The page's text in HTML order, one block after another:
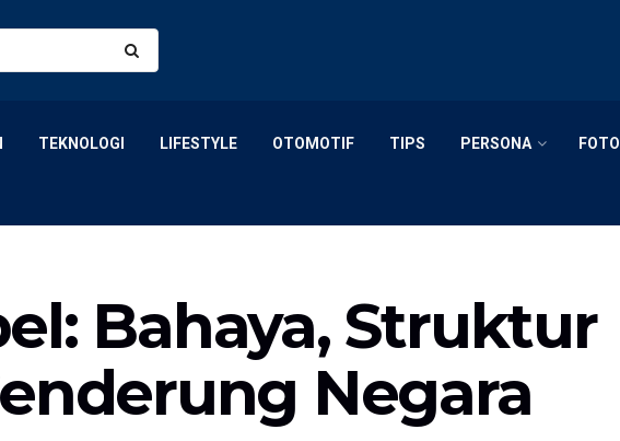
TEKNOLOGI LIFESTYLE OTOMOTIF TIPS PERSONA FOTO
Bahaya, Struktur
Negara